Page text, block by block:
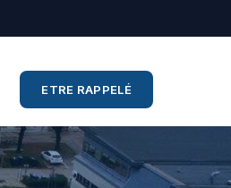
ETRE RAPPELÉ